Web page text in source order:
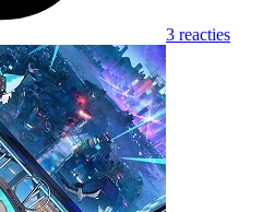
3 reacties